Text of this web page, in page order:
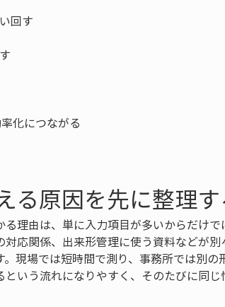
る原因を先に整理
理由は、単に入力項目が多いからだけ
応関係、出来形管理に使う資料などが
現場では短時間で測り、事務所では別
いう流れになりやすく、そのたびに同